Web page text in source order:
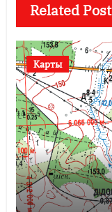
Related Post
Карты